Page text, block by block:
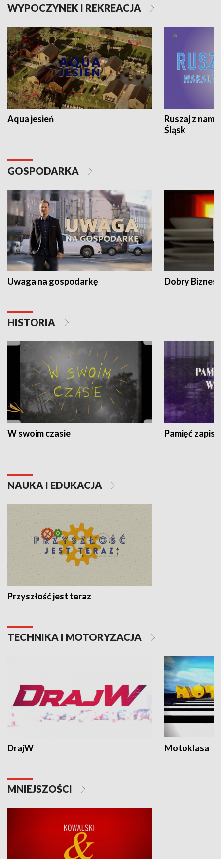
WYPOCZYNEK I REKREACJA
Aqua jesień
Ruszaj z
Śląsk
GOSPODARKA
Uwaga na gospodarkę Dobry Biznes
HISTORIA
W swoim czasie Pamięć
NAUKA I EDUKACJA
Przyszłość jest teraz
TECHNIKA I MOTORYZACJA
DrajW Motoklasa
MNIEJSZOŚCI